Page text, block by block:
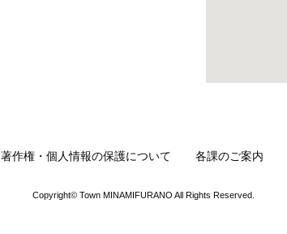
著作権・個人情報の保護について 各課のご案内
Copyright© Town MINAMIFURANO All Rights Reserved.